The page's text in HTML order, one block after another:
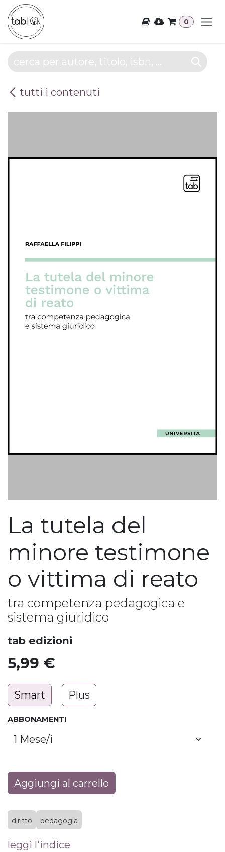
Passa al contenuto
0
tutti i contenuti
La tutela del
minore testimone
o vittima di reato
tra competenza pedagogica e
sistema giuridico
tab edizioni
5,99 €
Smart Plus
ABBONAMENTI
Aggiungi al carrello
diritto pedagogia
leggi l'indice